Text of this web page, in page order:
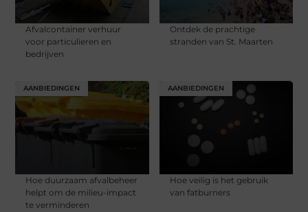
Afvalcontainer verhuur
voor particulieren en
bedrijven
Ontdek de prachtige
stranden van St. Maarten
AANBIEDINGEN
Hoe duurzaam afvalbeheer
helpt om de milieu-impact
te verminderen
AANBIEDINGEN
Hoe veilig is het gebruik
van fatburners